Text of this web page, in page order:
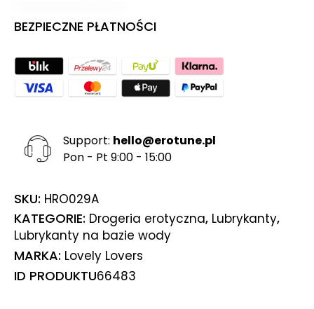
BEZPIECZNE PŁATNOŚCI
Support: hello@erotune.pl
Pon - Pt 9:00 - 15:00
SKU: HRO029A
KATEGORIE: Drogeria erotyczna, Lubrykanty,
Lubrykanty na bazie wody
MARKA: Lovely Lovers
ID PRODUKTU66483